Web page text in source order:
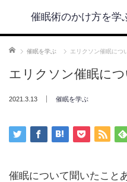
催眠術のかけ方を学
ホーム 催眠を学ぶ エリクソン催眠につ
エリクソン催眠につ
2021.3.13 催眠を学ぶ
催眠について聞いたこと